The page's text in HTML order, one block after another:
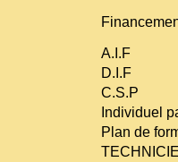
A.I.F
D.I.F
C.S.P
Individuel
Plan de